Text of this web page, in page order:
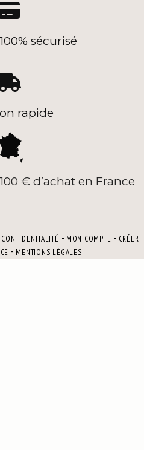
sécurisé
rapide
€ d’achat en France
MON COMPTE
CRÉER
MENTIONS LÉGALES